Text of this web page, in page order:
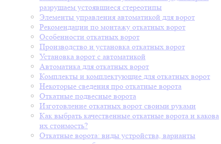
разрушаем устоявшиеся стереотипы
Элементы управления автоматикой для ворот
Рекомендации по монтажу откатных ворот
Особенности откатных ворот
Производство и установка откатных ворот
Установка ворот с автоматикой
Автоматика для откатных ворот
Комплекты и комплектующие для откатных ворот
Некоторые сведения про откатные ворота
Откатные подвесные ворота
Изготовление откатных ворот своими руками
Как выбрать качественные откатные ворота и какова
их стоимость?
Откатные ворота: виды устройства, варианты